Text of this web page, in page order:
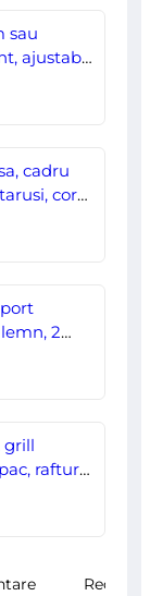
sau
ajustabil,
lei.
cadru
corzi
2
grill
rafturi,